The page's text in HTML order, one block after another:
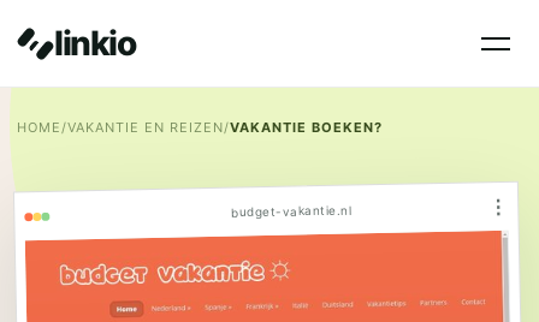
linkio
HOME/VAKANTIE EN REIZEN/VAKANTIE BOEKEN?
budget-vakantie.nl ⋮